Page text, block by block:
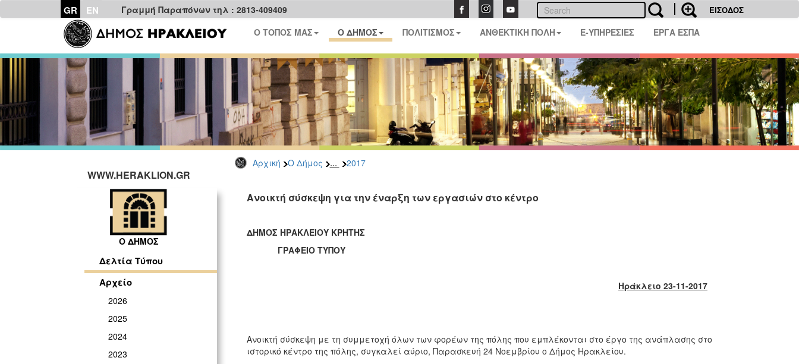
GR EN Γραμμή Παραπόνων τηλ : 2813-409409 ΕΙΣΟΔΟΣ
Ο ΤΟΠΟΣ ΜΑΣ Ο ΔΗΜΟΣ ΠΟΛΙΤΙΣΜΟΣ ΑΝΘΕΚΤΙΚΗ ΠΟΛΗ E-ΥΠΗΡΕΣΙΕΣ ΕΡΓΑ ΕΣΠΑ
Αρχική Ο Δήμος ... 2017
WWW.HERAKLION.GR
Ο ΔΗΜΟΣ
Δελτία Τύπου
Αρχείο
2026
2025
2024
2023
Ανοικτή σύσκεψη για την έναρξη των εργασιών στο κέντρο
ΔΗΜΟΣ ΗΡΑΚΛΕΙΟΥ ΚΡΗΤΗΣ
ΓΡΑΦΕΙΟ ΤΥΠΟΥ
Ηράκλειο 23-11-2017
Ανοικτή σύσκεψη με τη συμμετοχή όλων των φορέων της πόλης που εμπλέκονται στο έργο της ανάπλασης στο
ιστορικό κέντρο της πόλης, συγκαλεί αύριο, Παρασκευή 24 Νοεμβρίου ο Δήμος Ηρακλείου.